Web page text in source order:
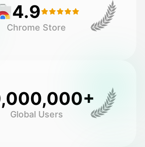
4.9
Chrome Store
Global Users